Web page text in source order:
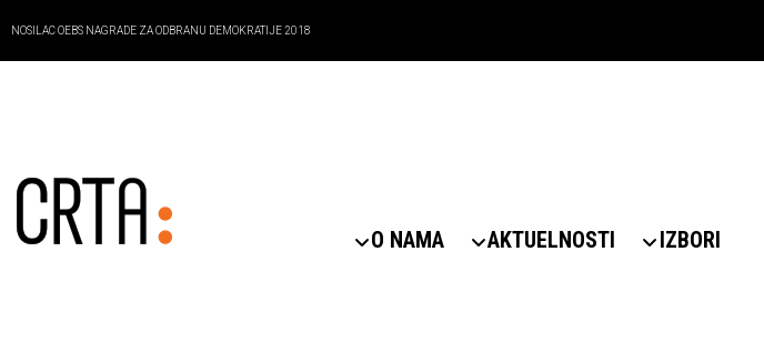
NOSILAC OEBS NAGRADE ZA ODBRANU DEMOKRATIJE 2018
O NAMA AKTUELNOSTI IZBORI